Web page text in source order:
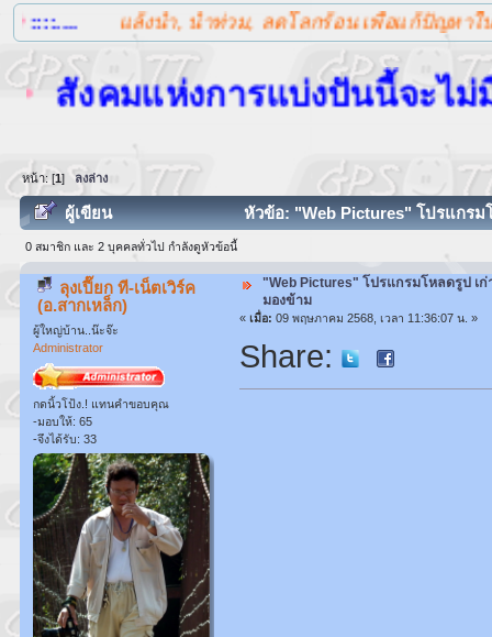
แล้งน้ำ, น้ำท่วม, ลดโลกร้อน เพื่อแก้ปัญหาในระยะ
งคมแห่งการแบ่งปันนี้จะไม่มีสิ่
หน้า: [1]ลงล่าง
ผู้เขียน หัวข้อ: "Web Pictures" โปรแกรม
0 สมาชิก และ 2 บุคคลทั่วไป กำลังดูหัวข้อนี้
ลุงเปี๊ยก ที-เน็ตเวิร์ค
(อ.สากเหล็ก)
ผู้ใหญ่บ้าน..น๊ะจ๊ะ
Administrator
กดนิ้วโป้ง.! แทนคำขอบคุณ
-มอบให้: 65
-จึงได้รับ: 33
"Web Pictures" โปรแกรมโหลดรูป เ
มองข้าม
« เมื่อ: 09 พฤษภาคม 2568, เวลา 11:36:07 น. »
Share: